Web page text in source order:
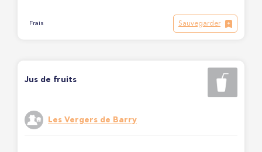
Frais Sauvegarder
Jus de fruits
Les Vergers de Barry